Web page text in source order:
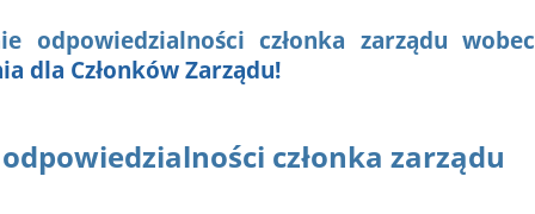
odpowiedzialności członka zarządu wobec
dla Członków Zarządu!
członka zarządu